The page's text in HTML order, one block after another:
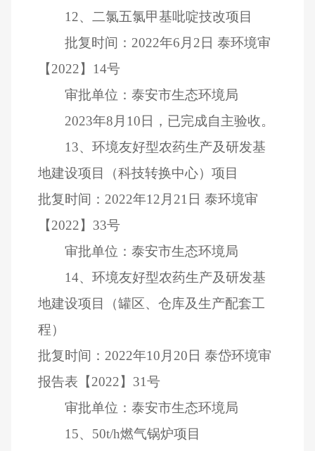
12、二氯五氯甲基吡啶技改项目
批复时间： 2022年6 月 2 日 泰环境审
【2022】 14号
审批单位：泰安市生态环境局
2023年8 月 10 日，已完成自主验收。
13、环境友好型农药生产及研发基
地建设项目（科技转换中心）项目
批复时间： 2022年12 月 21 日 泰环境审
【2022】 33号
审批单位：泰安市生态环境局
14、环境友好型农药生产及研发基
地建设项目（罐区、仓库及生产配套工
程）
批复时间： 2022年10 月 20 日 泰岱环境审
报告表【2022】 31号
审批单位：泰安市生态环境局
15、 50t/h燃气锅炉项目